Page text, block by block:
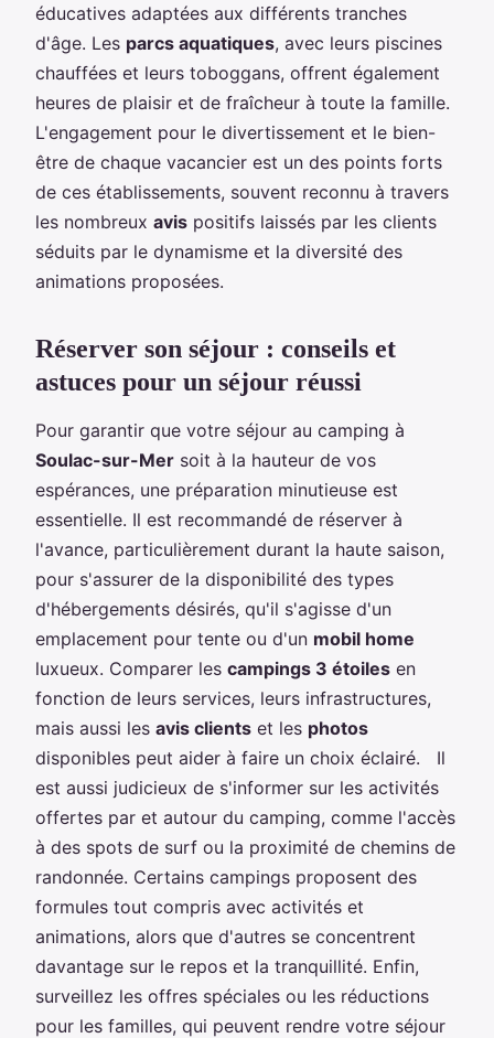
éducatives adaptées aux différents tranches
d'âge. Les parcs aquatiques, avec leurs piscines
chauffées et leurs toboggans, offrent également
heures de plaisir et de fraîcheur à toute la famille.
L'engagement pour le divertissement et le bien-
être de chaque vacancier est un des points forts
de ces établissements, souvent reconnu à travers
les nombreux avis positifs laissés par les clients
séduits par le dynamisme et la diversité des
animations proposées.
Réserver son séjour : conseils et
astuces pour un séjour réussi
Pour garantir que votre séjour au camping à
Soulac-sur-Mer soit à la hauteur de vos
espérances, une préparation minutieuse est
essentielle. Il est recommandé de réserver à
l'avance, particulièrement durant la haute saison,
pour s'assurer de la disponibilité des types
d'hébergements désirés, qu'il s'agisse d'un
emplacement pour tente ou d'un mobil home
luxueux. Comparer les campings 3 étoiles en
fonction de leurs services, leurs infrastructures,
mais aussi les avis clients et les photos
disponibles peut aider à faire un choix éclairé. Il
est aussi judicieux de s'informer sur les activités
offertes par et autour du camping, comme l'accès
à des spots de surf ou la proximité de chemins de
randonnée. Certains campings proposent des
formules tout compris avec activités et
animations, alors que d'autres se concentrent
davantage sur le repos et la tranquillité. Enfin,
surveillez les offres spéciales ou les réductions
pour les familles, qui peuvent rendre votre séjour